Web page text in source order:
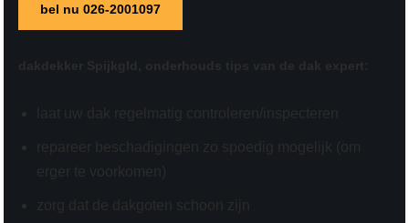
bel nu 026-2001097
onderhouds tips van de dak expert:
laat uw dak regelmatig controleren/inspecteren
repareer beschadigingen zo spoedig mogelijk (om
erger te voorkomen)
zorg dat de dakgoten schoon zijn